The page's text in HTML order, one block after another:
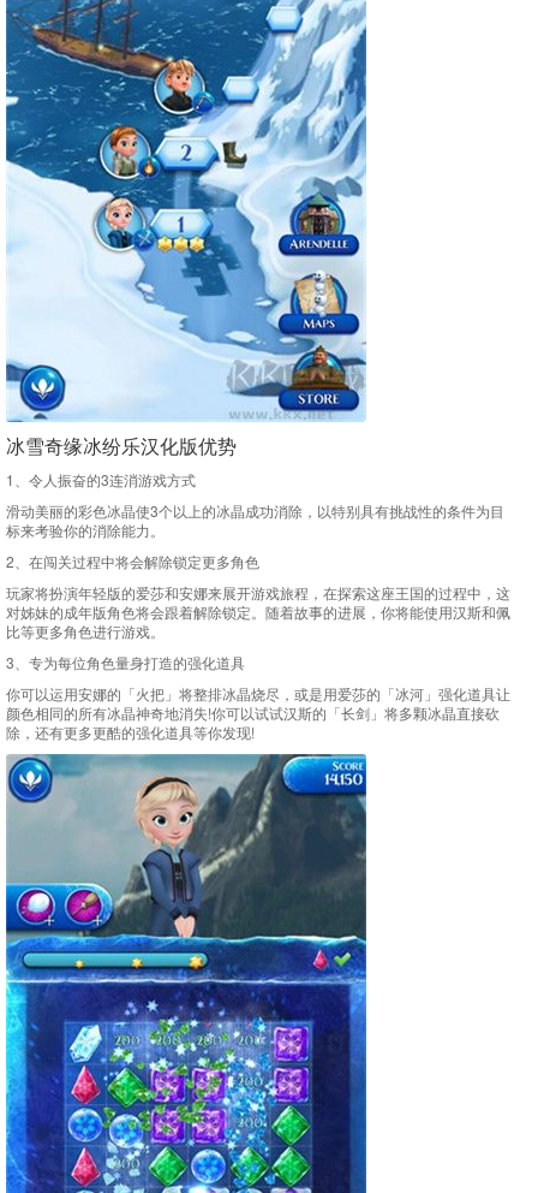
冰雪奇缘冰纷乐汉化版优势
1、令人振奋的3连消游戏方式
滑动美丽的彩色冰晶使3个以上的冰晶成功消除，以特别具有挑战性的条件为目
标来考验你的消除能力。
2、在闯关过程中将会解除锁定更多角色
玩家将扮演年轻版的爱莎和安娜来展开游戏旅程，在探索这座王国的过程中，这
对姊妹的成年版角色将会跟着解除锁定。随着故事的进展，你将能使用汉斯和佩
比等更多角色进行游戏。
3、专为每位角色量身打造的强化道具
你可以运用安娜的「火把」将整排冰晶烧尽，或是用爱莎的「冰河」强化道具让
颜色相同的所有冰晶神奇地消失!你可以试试汉斯的「长剑」将多颗冰晶直接砍
除，还有更多更酷的强化道具等你发现!